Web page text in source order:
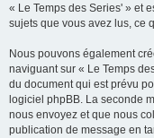
« Le Temps des Series' » et
sujets que vous avez lus, ce
Nous pouvons également
naviguant sur « Le Temps
du document qui est prévu
logiciel phpBB. La seconde
nous envoyez et que nous
publication de message en